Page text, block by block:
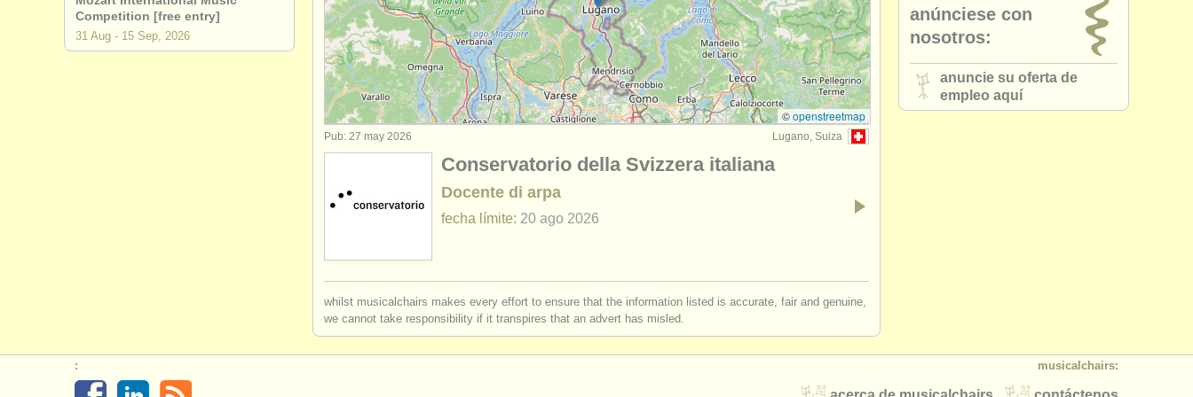
degree courses: folk/trad harp (2)
concurso de arpa (3)
arpa perdido (2)
©openstreetmap
Lugano, Suiza
Pub: 27 may 2026
Conservatorio della Svizzera italiana
Docente di arpa
fecha límite: 20 ago 2026
whilst musicalchairs makes every effort to ensure that the information listed is accurate, fair and genuine,
we cannot take responsibility if it transpires that an advert has misled.
Competition [free entry]
31 Aug - 15 Sep, 2026
anúnciese con
nosotros:
anuncie su oferta de
empleo aquí
musicalchairs:
: